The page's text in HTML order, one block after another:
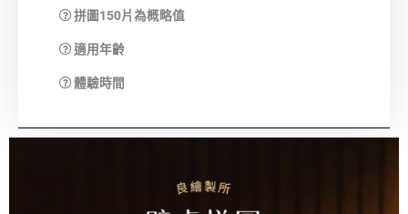
拼圖150片為概略值
適用年齡
體驗時間